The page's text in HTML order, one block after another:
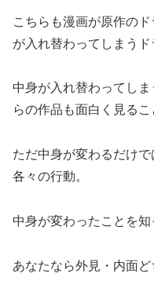
こちらも漫画が原作の
が入れ替わってしまうド
中身が入れ替わってし
らの作品も面白く見るこ
ただ中身が変わるだけ
各々の行動。
中身が変わったことを知
あなたなら外見・内面